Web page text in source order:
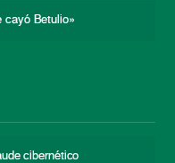
Betulio»
cibernético